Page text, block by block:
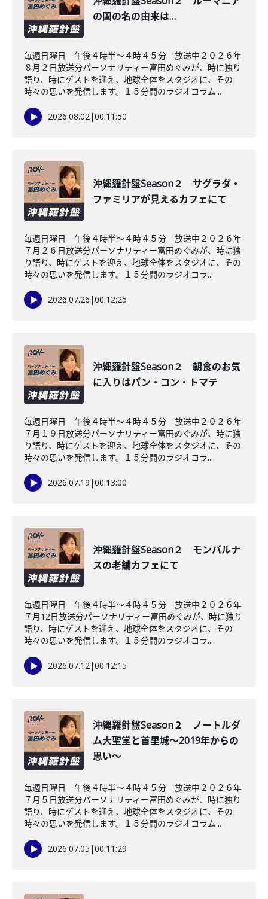
の国の名の由来は…
毎週日曜日 午後４時半～４時４５分 放送中２０２６年
８月２日放送分パーソナリティー富田めぐみが、時に独り
語り、時にゲストを迎え、地球全体をスタジオに、その
時々の思いを発信します。１５分間のラジオコラム...
2026.08.02|00:11:50
沖縄羅針盤Season２ サグラダ・
ファミリアが見えるカフェにて
毎週日曜日 午後４時半～４時４５分 放送中２０２６年
７月２６日放送分パーソナリティー富田めぐみが、時に独
り語り、時にゲストを迎え、地球全体をスタジオに、その
時々の思いを発信します。１５分間のラジオコラ...
2026.07.26 |00:12:25
沖縄羅針盤Season２ 朝食のお気
に入りはパン・コン・トマテ
毎週日曜日 午後４時半～４時４５分 放送中２０２６年
７月１９日放送分パーソナリティー富田めぐみが、時に独
り語り、時にゲストを迎え、地球全体をスタジオに、その
時々の思いを発信します。１５分間のラジオコラ...
2026.07.19 |00:13:00
沖縄羅針盤Season２ モンパルナ
スの老舗カフェにて
毎週日曜日 午後４時半～４時４５分 放送中２０２６年
７月12日放送分パーソナリティー富田めぐみが、時に独り
語り、時にゲストを迎え、地球全体をスタジオに、その
時々の思いを発信します。１５分間のラジオコラ...
2026.07.12|00:12:15
沖縄羅針盤Season２ ノートルダ
ム大聖堂と首里城～2019年からの
思い～
毎週日曜日 午後４時半～４時４５分 放送中２０２６年
７月５日放送分パーソナリティー富田めぐみが、時に独り
語り、時にゲストを迎え、地球全体をスタジオに、その
時々の思いを発信します。１５分間のラジオコラム...
2026.07.05 |00:11:29